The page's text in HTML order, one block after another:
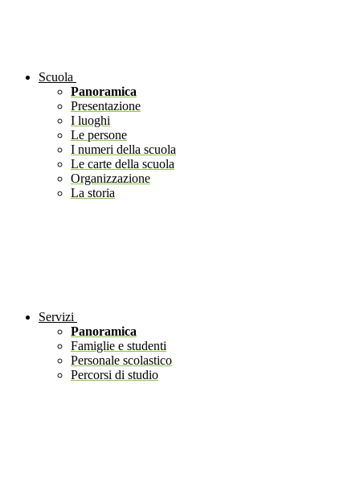
Scuola
Panoramica
Presentazione
I luoghi
Le persone
I numeri della scuola
Le carte della scuola
Organizzazione
La storia
Servizi
Panoramica
Famiglie e studenti
Personale scolastico
Percorsi di studio